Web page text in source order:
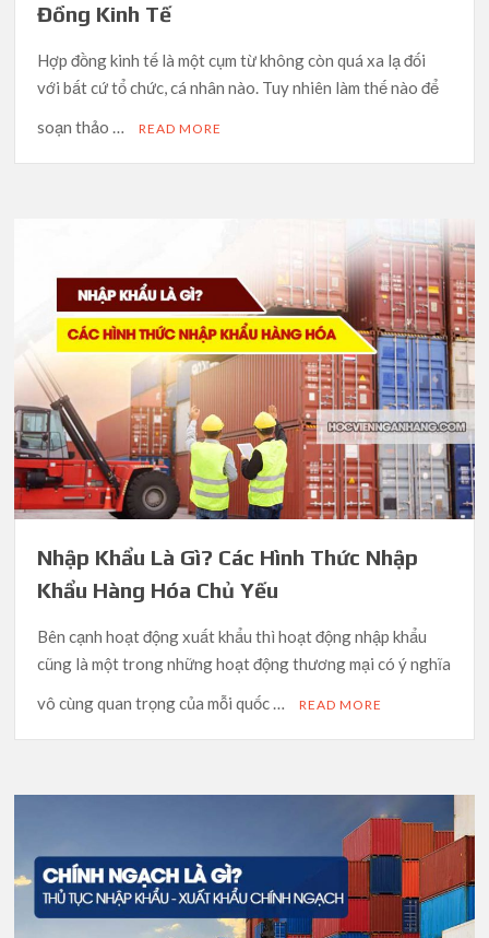
Đồng Kinh Tế
Hợp đồng kinh tế là một cụm từ không còn quá xa lạ đối
với bất cứ tổ chức, cá nhân nào. Tuy nhiên làm thế nào để
soạn thảo …
READ MORE
Nhập Khẩu Là Gì? Các Hình Thức Nhập
Khẩu Hàng Hóa Chủ Yếu
Bên cạnh hoạt động xuất khẩu thì hoạt động nhập khẩu
cũng là một trong những hoạt động thương mại có ý nghĩa
vô cùng quan trọng của mỗi quốc …
READ MORE